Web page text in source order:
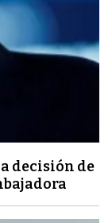
decisión de